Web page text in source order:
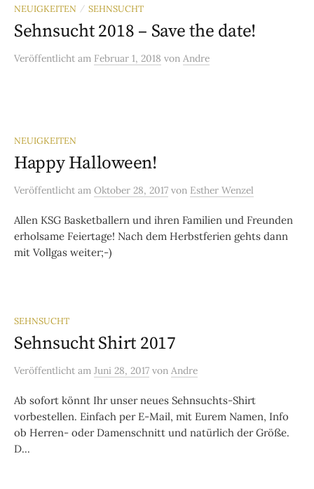
NEUIGKEITEN / SEHNSUCHT
Sehnsucht 2018 – Save the date!
Veröffentlicht am Februar 1, 2018 von Andre
NEUIGKEITEN
Happy Halloween!
Veröffentlicht am Oktober 28, 2017 von Esther Wenzel
Allen KSG Basketballern und ihren Familien und Freunden
erholsame Feiertage! Nach dem Herbstferien gehts dann
mit Vollgas weiter;-)
SEHNSUCHT
Sehnsucht Shirt 2017
Veröffentlicht am Juni 28, 2017 von Andre
Ab sofort könnt Ihr unser neues Sehnsuchts-Shirt
vorbestellen. Einfach per E-Mail, mit Eurem Namen, Info
ob Herren- oder Damenschnitt und natürlich der Größe.
D...